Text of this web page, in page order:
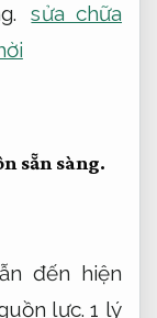
sửa chữa
sẵn sàng.
đến hiện
lực. 1 lý